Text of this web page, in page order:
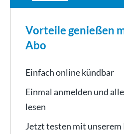
Vorteile genießen
Abo
Einfach online kündbar
Einmal anmelden und
lesen
Jetzt testen mit